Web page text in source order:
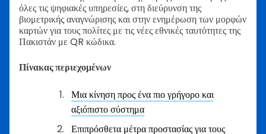
όλες τις ψηφιακές υπηρεσίες, στη διεύρυνση της
βιομετρικής αναγνώρισης και στην ενημέρωση των μορφών
καρτών για τους πολίτες με τις νέες εθνικές ταυτότητες της
Πακιστάν με QR κώδικα.
Πίνακας περιεχομένων
Μια κίνηση προς ένα πιο γρήγορο και
αξιόπιστο σύστημα
Επιπρόσθετα μέτρα προστασίας για τους